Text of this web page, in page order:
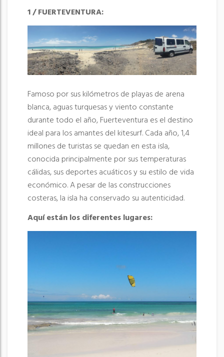
1 / FUERTEVENTURA:
Famoso por sus kilómetros de playas de arena
blanca, aguas turquesas y viento constante
durante todo el año, Fuerteventura es el destino
ideal para los amantes del kitesurf. Cada año, 1,4
millones de turistas se quedan en esta isla,
conocida principalmente por sus temperaturas
cálidas, sus deportes acuáticos y su estilo de vida
económico. A pesar de las construcciones
costeras, la isla ha conservado su autenticidad.
Aquí están los diferentes lugares: